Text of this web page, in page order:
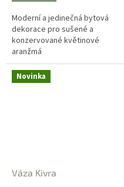
5
hvězdiček.
Moderní a jedinečná bytová
dekorace pro sušené a
konzervované květinové
aranžmá
Novinka
Váza Kivra